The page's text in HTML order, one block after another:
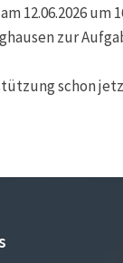
12.06.2026 um
zur
schon